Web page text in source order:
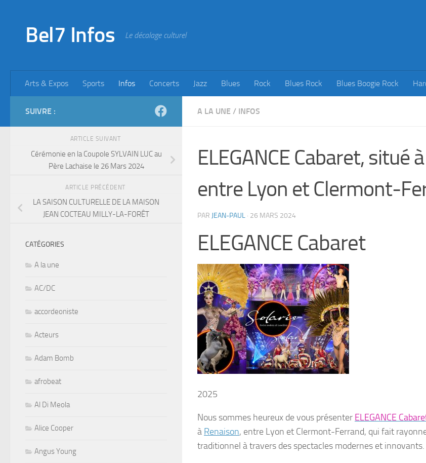
Bel7 Infos Le décalage culturel
Arts & Expos Sports Infos Concerts Jazz Blues Rock Blues Rock Blues Boogie Rock
A LA UNE / INFOS
ELEGANCE Cabaret, situé
entre Lyon et Clermont-
PAR JEAN-PAUL · 26 MARS 2024
ELEGANCE Cabaret
2025
Nous sommes heureux de vous présenter ELEGANCE
à Renaison, entre Lyon et Clermont-Ferrand, qui fait
traditionnel à travers des spectacles modernes et innovants.
SUIVRE :
ARTICLE SUIVANT
Cérémonie en la Coupole SYLVAIN LUC au
Père Lachaise le 26 Mars 2024
ARTICLE PRÉCÉDENT
LA SAISON CULTURELLE DE LA MAISON
JEAN COCTEAU MILLY-LA-FORÊT
CATÉGORIES
A la une
AC/DC
accordeoniste
Acteurs
Adam Bomb
afrobeat
Al Di Meola
Alice Cooper
Angus Young